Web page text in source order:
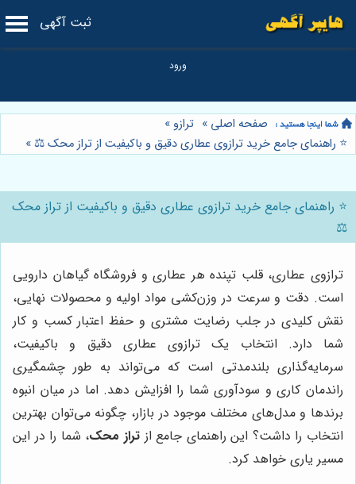
ثبت آگهی
صفحه اصلی » ترازو »
⭐️ راهنمای جامع خرید ترازوی عطاری دقیق و باکیفیت از تراز محک ⚖️ »
⭐️ راهنمای جامع خرید ترازوی عطاری دقیق و باکیفیت از تراز محک
⚖️
ترازوی عطاری، قلب تپنده هر عطاری و فروشگاه گیاهان دارویی
است. دقت و سرعت در وزن‌کشی مواد اولیه و محصولات نهایی،
نقش کلیدی در جلب رضایت مشتری و حفظ اعتبار کسب و کار
شما دارد. انتخاب یک ترازوی عطاری دقیق و باکیفیت،
سرمایه‌گذاری بلندمدتی است که می‌تواند به طور چشمگیری
راندمان کاری و سودآوری شما را افزایش دهد. اما در میان انبوه
برندها و مدل‌های مختلف موجود در بازار، چگونه می‌توان بهترین
انتخاب را داشت؟ این راهنمای جامع ازتراز محک، شما را در این
مسیر یاری خواهد کرد.